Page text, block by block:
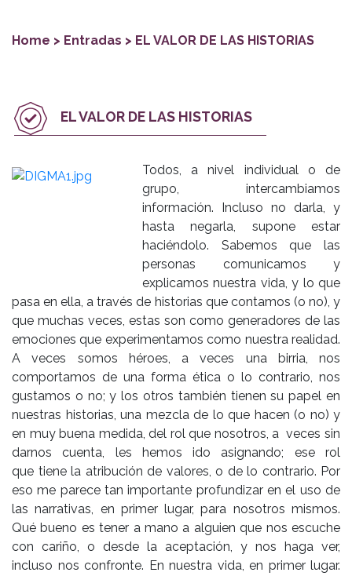
Home > Entradas > EL VALOR DE LAS HISTORIAS
EL VALOR DE LAS HISTORIAS
Todos, a nivel individual o de
grupo, intercambiamos
información. Incluso no darla, y
hasta negarla, supone estar
haciéndolo. Sabemos que las
personas comunicamos y
explicamos nuestra vida, y lo que
pasa en ella, a través de historias que contamos (o no), y
que muchas veces, estas son como generadores de las
emociones que experimentamos como nuestra realidad.
A veces somos héroes, a veces una birria, nos
comportamos de una forma ética o lo contrario, nos
gustamos o no; y los otros también tienen su papel en
nuestras historias, una mezcla de lo que hacen (o no) y
en muy buena medida, del rol que nosotros, a veces sin
darnos cuenta, les hemos ido asignando; ese rol
que tiene la atribución de valores, o de lo contrario. Por
eso me parece tan importante profundizar en el uso de
las narrativas, en primer lugar, para nosotros mismos.
Qué bueno es tener a mano a alguien que nos escuche
con cariño, o desde la aceptación, y nos haga ver,
incluso nos confronte. En nuestra vida, en primer lugar.